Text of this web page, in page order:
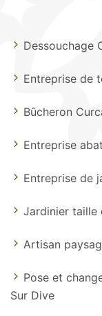
Dessouchage
Entreprise de
Bûcheron
Entreprise
Entreprise de
Jardinier taille
Artisan
Pose et
Sur Dive